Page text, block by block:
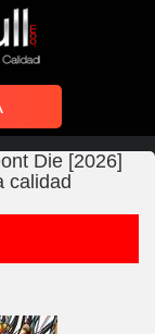
Die [2026]
calidad